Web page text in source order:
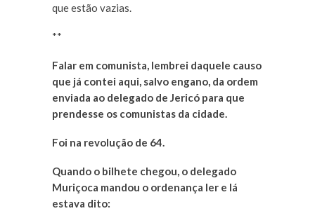
que estão vazias.
**
Falar em comunista, lembrei daquele causo
que já contei aqui, salvo engano, da ordem
enviada ao delegado de Jericó para que
prendesse os comunistas da cidade.
Foi na revolução de 64.
Quando o bilhete chegou, o delegado
Muriçoca mandou o ordenança ler e lá
estava dito: